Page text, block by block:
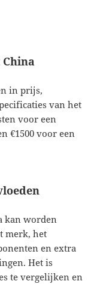
in prijs,
van het
voor een
€1500 voor een
kan worden
merk, het
en extra
Het is
te vergelijken en